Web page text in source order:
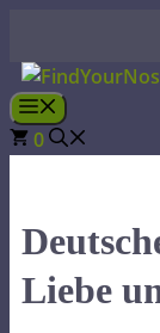
springen
Menü
0
Liebe